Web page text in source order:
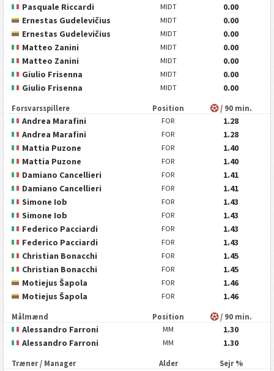
Pasquale Riccardi
MIDT
0.00
Ernestas Gudelevičius
MIDT
0.00
Ernestas Gudelevičius
MIDT
0.00
Matteo Zanini
MIDT
0.00
Matteo Zanini
MIDT
0.00
Giulio Frisenna
MIDT
0.00
Giulio Frisenna
MIDT 0.00
Forsvarsspillere Position / 90 min.
Andrea Marafini FOR
1.28
Andrea Marafini
FOR
1.28
Mattia Puzone
FOR
1.40
Mattia Puzone
FOR
1.40
Damiano Cancellieri
FOR
1.41
Damiano Cancellieri
FOR
1.41
Simone Iob
FOR
1.43
Simone Iob
FOR
1.43
Federico Pacciardi
FOR
1.43
Federico Pacciardi
FOR
1.43
Christian Bonacchi
FOR
1.45
Christian Bonacchi
FOR
1.45
Motiejus Šapola
FOR
1.46
Motiejus Šapola
FOR 1.46
Målmænd Position / 90 min.
Alessandro Farroni MM
1.30
Alessandro Farroni
MM 1.30
Træner / Manager Alder Sejr %